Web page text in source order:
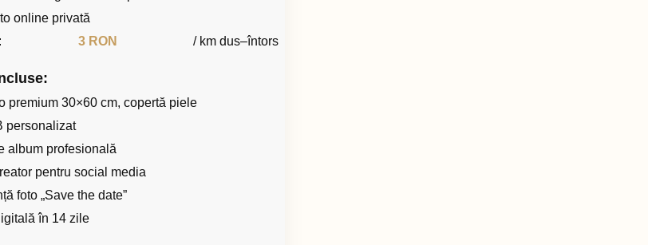
online privată
3 RON / km dus–întors
premium 30×60 cm, copertă piele
personalizat
album profesională
pentru social media
foto „Save the date”
în 14 zile